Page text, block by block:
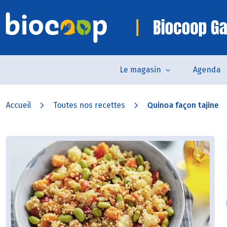
Biocoop
Le magasin Agenda
Accueil Toutes nos recettes Quinoa façon tajine